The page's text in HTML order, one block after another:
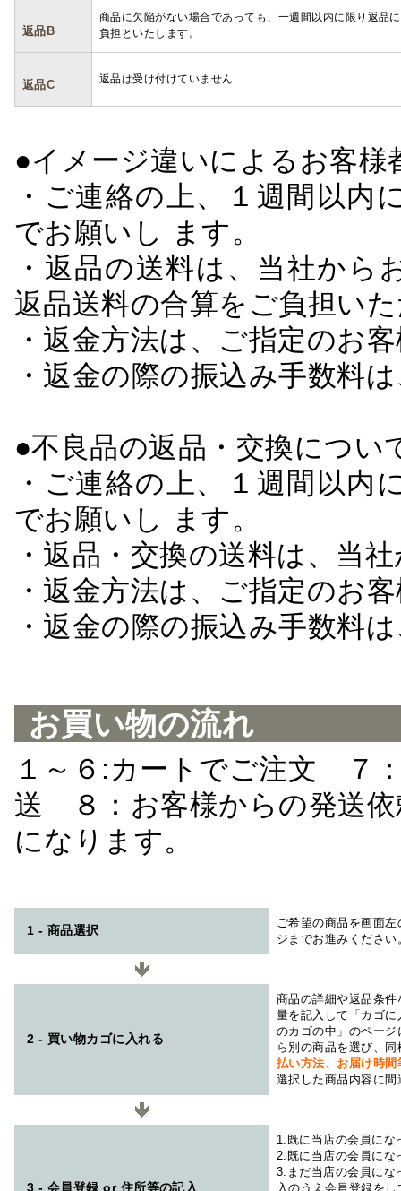
返品B
商品に欠陥がない場合であっても、一週間以内に限り返品
負担といたします。
返品C 返品は受け付けていません
●イメージ違いによるお客
・ご連絡の上、１週間以
でお願いし ます。
・返品の送料は、当社か
返品送料の合算をご負担い
・返金方法は、ご指定のお
・返金の際の振込み手数料
●不良品の返品・交換につい
・ご連絡の上、１週間以
でお願いし ます。
・返品・交換の送料は、当
・返金方法は、ご指定のお
・返金の際の振込み手数料
お買い物の流れ
１～６:カートでご注文 ７
送 ８：お客様からの発送
になります。
1 - 商品選択
ご希望の商品を画面
ジまでお進みください
2 - 買い物カゴに入れる
商品の詳細や返品条
量を記入して「カゴ
のカゴの中」のペー
ら別の商品を選び、
払い方法、お届け時
選択した商品内容に
3 - 会員登録 or 住所等の記入
1.既に当店の会員にな
2.既に当店の会員にな
3.まだ当店の会員にな
入のうえ会員登録を